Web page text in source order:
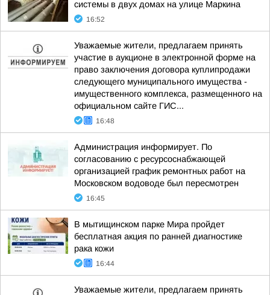
системы в двух домах на улице Маркина
16:52
Уважаемые жители, предлагаем принять
участие в аукционе в электронной форме на
право заключения договора куплипродажи
следующего муниципального имущества -
имущественного комплекса, размещенного на
официальном сайте ГИС...
16:48
Администрация информирует. По
согласованию с ресурсоснабжающей
организацией график ремонтных работ на
Московском водоводе был пересмотрен
16:45
В мытищинском парке Мира пройдет
бесплатная акция по ранней диагностике
рака кожи
16:44
Уважаемые жители, предлагаем принять